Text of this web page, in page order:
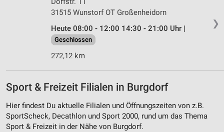
❯
31515 Wunstorf OT Großenheidorn
Heute 08:00 - 12:00 14:30 - 21:00 Uhr |
Geschlossen
272,12 km
Sport & Freizeit Filialen in Burgdorf
Hier findest Du aktuelle Filialen und Öffnungszeiten von z.B.
SportScheck, Decathlon und Sport 2000, rund um das Thema
Sport & Freizeit in der Nähe von Burgdorf.